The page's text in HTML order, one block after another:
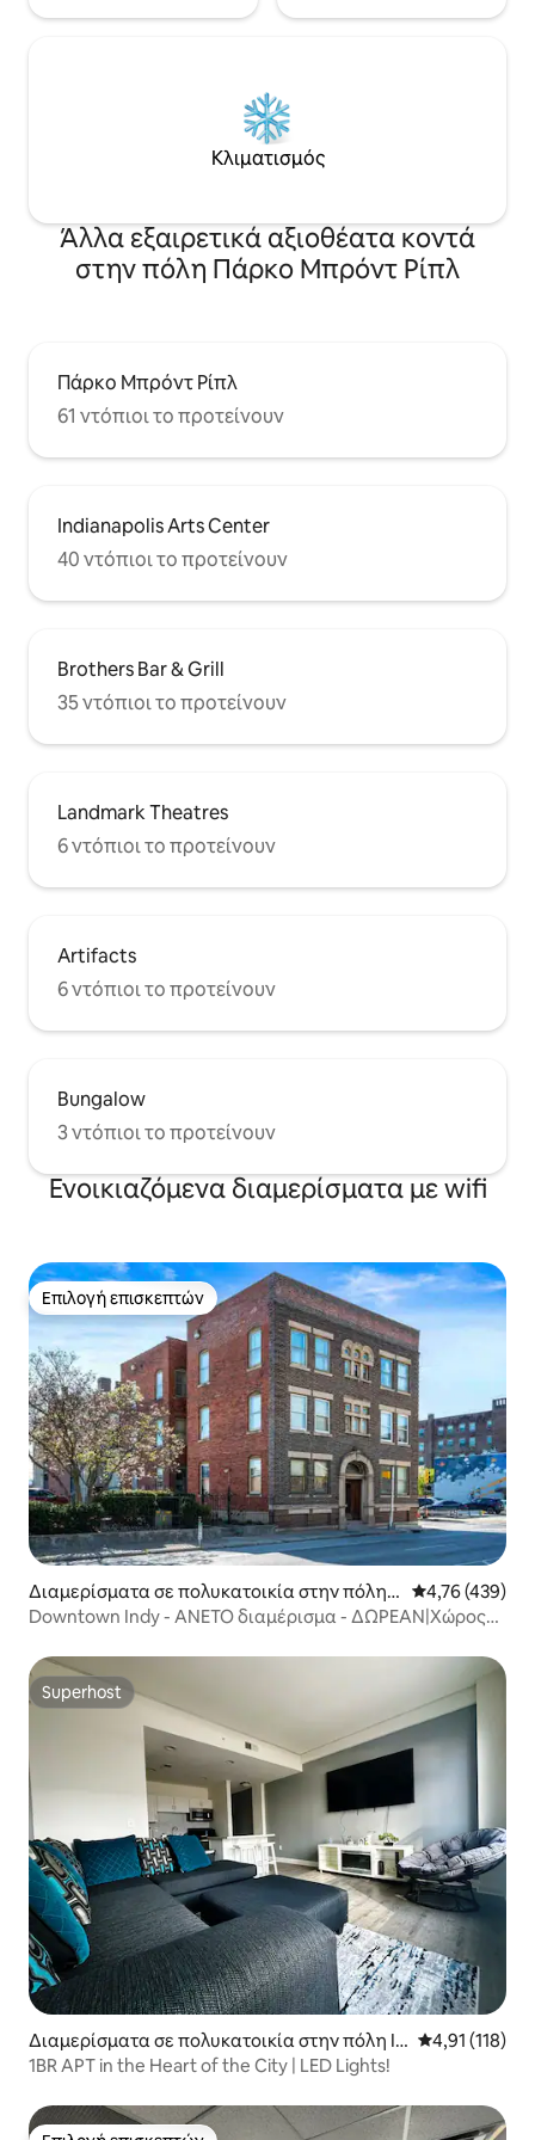
Κλιματισμός
Άλλα εξαιρετικά αξιοθέατα κοντά
στην πόλη Πάρκο Μπρόντ Ρίπλ
Πάρκο Μπρόντ Ρίπλ
61 ντόπιοι το προτείνουν
Indianapolis Arts Center
40 ντόπιοι το προτείνουν
Brothers Bar & Grill
35 ντόπιοι το προτείνουν
Landmark Theatres
6 ντόπιοι το προτείνουν
Artifacts
6 ντόπιοι το προτείνουν
Bungalow
3 ντόπιοι το προτείνουν
Ενοικιαζόμενα διαμερίσματα με wifi
Επιλογή επισκεπτών
Επιλογή επισκεπτών
Διαμερίσματα σε πολυκατοικία στην πόλη I
ndianapolis
Μέση
4,76 (439)
Downtown Indy - ΑΝΕΤΟ διαμέρισμα - ΔΩΡΕΑΝ|Χώρος
Superhost
Superhost
Διαμερίσματα σε πολυκατοικία στην πόλη In
dianapolis
Μέση
4,91 (118)
1BR APT in the Heart of the City | LED Lights!